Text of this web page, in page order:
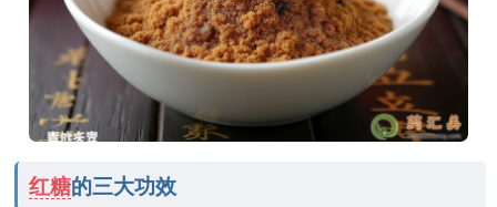
红糖的三大功效